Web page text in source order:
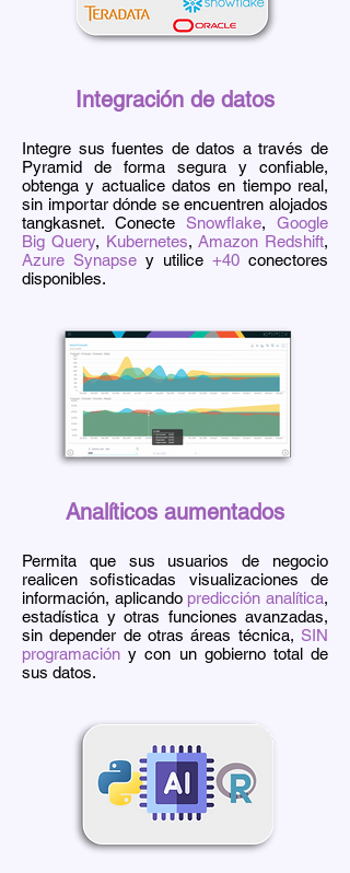
Integración de datos
Integre sus fuentes de datos a través de
Pyramid de forma segura y confiable,
obtenga y actualice datos en tiempo real,
sin importar dónde se encuentren alojados
tangkasnet. Conecte Snowflake, Google
Big Query, Kubernetes,Amazon Redshift,
Azure Synapse y utilice +40 conectores
disponibles.
Analíticos aumentados
Permita que sus usuarios de negocio
realicen sofisticadas visualizaciones de
información, aplicando predicción analítica,
estadística y otras funciones avanzadas,
sin depender de otras áreas técnica, SIN
programación y con un gobierno total de
sus datos.